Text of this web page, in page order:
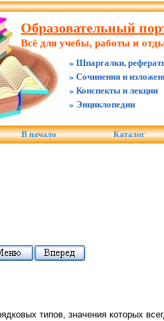
Образовательный
Всё для учебы, работы и
» Шпаргалки,
» Сочинения и
» Конспекты и лекции
» Энциклопедии
В начало Каталог
типов, значения которых